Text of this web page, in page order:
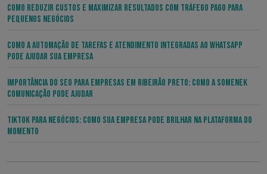
Como Reduzir Custos e Maximizar Resultados com Tráfego Pago para
Pequenos Negócios
Como a Automação de Tarefas e Atendimento Integradas ao WhatsApp
pode Ajudar sua Empresa
Importância do SEO para Empresas em Ribeirão Preto: Como a Somenek
Comunicação Pode Ajudar
TikTok para Negócios: Como sua Empresa pode Brilhar na Plataforma do
Momento